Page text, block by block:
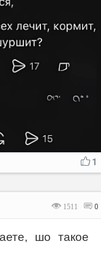
1
1511 0
шо такое